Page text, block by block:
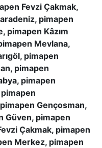
Fevzi Çakmak,
pimapen
pimapen Kâzım
Mevlana,
pimapen
pimapen
pimapen
Gençosman,
Güven, pimapen
Çakmak, pimapen
Merkez, pimapen